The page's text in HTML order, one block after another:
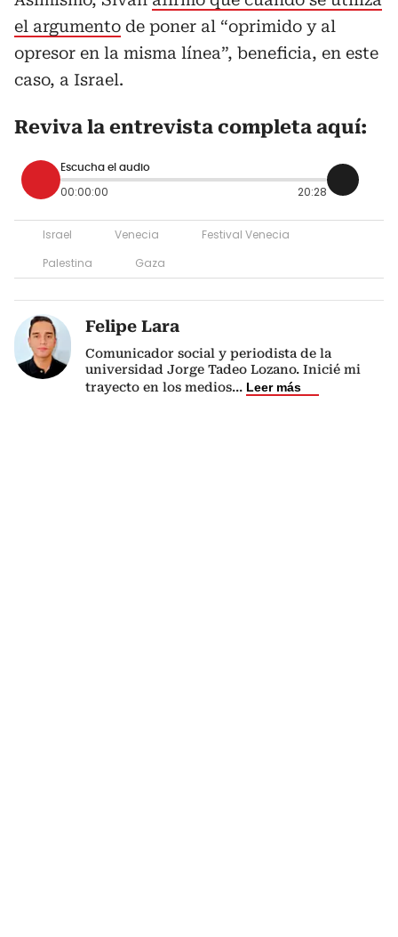
el argumento de poner al “oprimido y al
opresor en la misma línea”, beneficia, en este
caso, a Israel.
Reviva la entrevista completa aquí:
Escucha el audio
00:00:00 20:28
Israel Venecia
Festival Venecia
Palestina
Gaza
Felipe Lara
Comunicador social y periodista de la
universidad Jorge Tadeo Lozano. Inicié mi
trayecto en los medios... Leer más